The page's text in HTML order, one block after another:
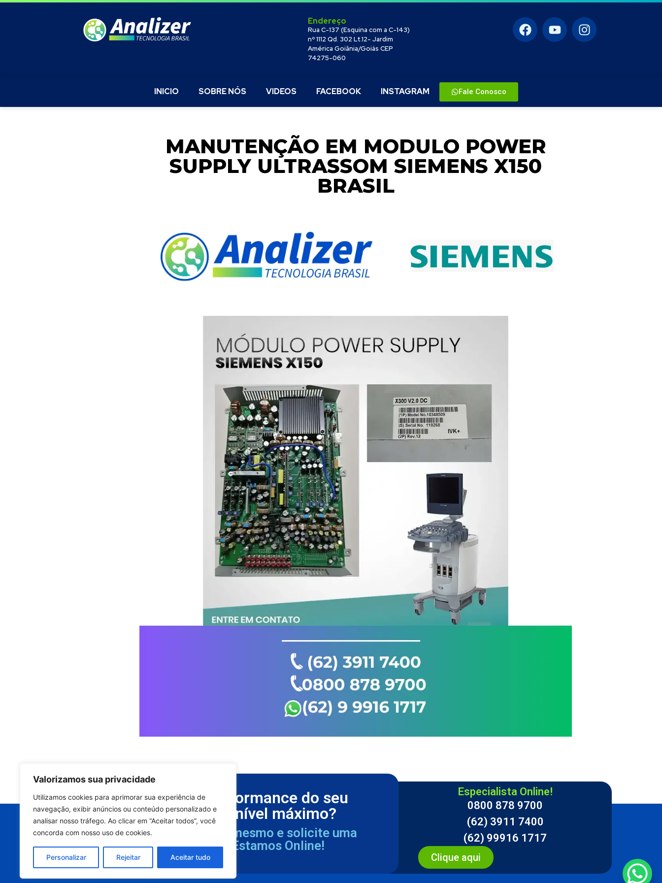
Valorizamos sua privacidade
Utilizamos cookies para aprimorar sua experiência de
navegação, exibir anúncios ou conteúdo personalizado e
analisar nosso tráfego. Ao clicar em “Aceitar todos”, você
concorda com nosso uso de cookies.
Personalizar Rejeitar Aceitar tudo
Endereço
Rua C-137 (Esquina com a C-143)
nº 1112 Qd. 302 Lt.12- Jardim
América Goiânia/Goiás CEP
74275-060
INICIO SOBRE NÓS VIDEOS FACEBOOK INSTAGRAM Fale Conosco
MANUTENÇÃO EM MODULO POWER
SUPPLY ULTRASSOM SIEMENS X150
BRASIL
Quer manter a performance do seu
equipamento em nível máximo?
Entre em contato agora mesmo e solicite uma
avaliação técnica. Estamos Online!
Especialista Online!
0800 878 9700
(62) 3911 7400
(62) 99916 1717
Clique aqui